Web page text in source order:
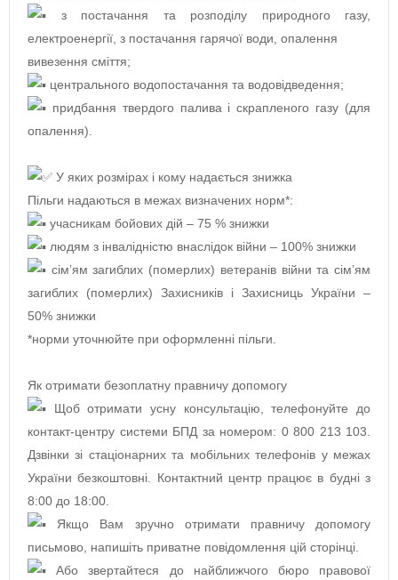
з постачання та розподілу природного газу,
електроенергії, з постачання гарячої води, опалення
вивезення сміття;
центрального водопостачання та водовідведення;
придбання твердого палива і скрапленого газу (для
опалення).
У яких розмірах і кому надається знижка
Пільги надаються в межах визначених норм*:
учасникам бойових дій – 75 % знижки
людям з інвалідністю внаслідок війни – 100% знижки
сім’ям загиблих (померлих) ветеранів війни та сім’ям
загиблих (померлих) Захисників і Захисниць України –
50% знижки
*норми уточнюйте при оформленні пільги.
Як отримати безоплатну правничу допомогу
Щоб отримати усну консультацію, телефонуйте до
контакт-центру системи БПД за номером: 0 800 213 103.
Дзвінки зі стаціонарних та мобільних телефонів у межах
України безкоштовні. Контактний центр працює в будні з
8:00 до 18:00.
Якщо Вам зручно отримати правничу допомогу
письмово, напишіть приватне повідомлення цій сторінці.
Або звертайтеся до найближчого бюро правової